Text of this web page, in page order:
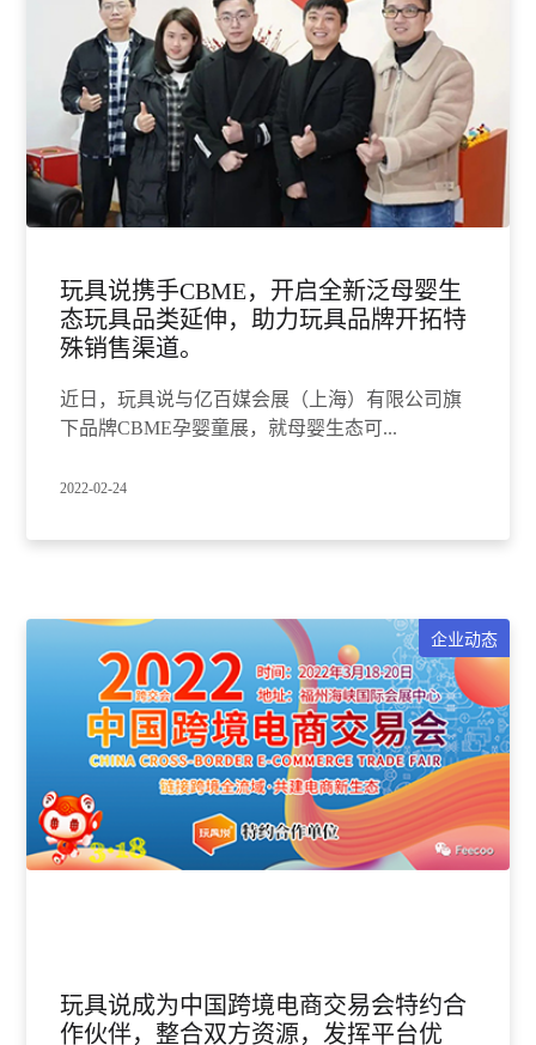
玩具说携手CBME，开启全新泛母婴生
态玩具品类延伸，助力玩具品牌开拓特
殊销售渠道。
近日，玩具说与亿百媒会展（上海）有限公司旗
下品牌CBME孕婴童展，就母婴生态可...
2022-02-24
企业动态
玩具说成为中国跨境电商交易会特约合
作伙伴，整合双方资源，发挥平台优